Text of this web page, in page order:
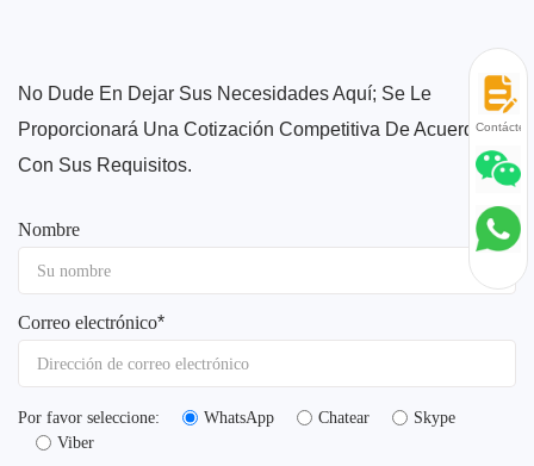
No Dude En Dejar Sus Necesidades Aquí; Se Le
Proporcionará Una Cotización Competitiva De Acuerdo
Con Sus Requisitos.
Nombre
Correo electrónico*
Por favor seleccione: WhatsApp Chatear
Skype
Viber